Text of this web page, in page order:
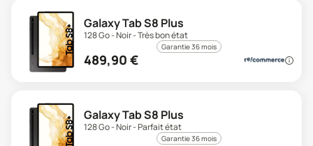
Galaxy Tab S8 Plus
128 Go - Noir - Très bon état
Garantie 36 mois
489,90 €
Galaxy Tab S8 Plus
128 Go - Noir - Parfait état
Garantie 36 mois